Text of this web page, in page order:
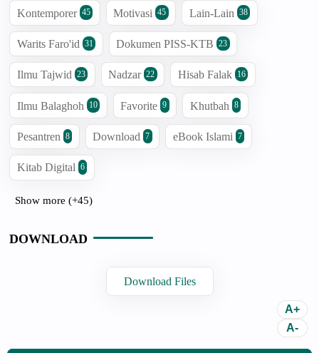
Kontemporer 45 Motivasi 45 Lain-Lain 38
Warits Faro'id 31 Dokumen PISS-KTB 23
Ilmu Tajwid 23 Nadzar 22 Hisab Falak 16
Ilmu Balaghoh 10 Favorite 9 Khutbah 8
Pesantren 8 Download 7 eBook Islami 7
Kitab Digital 6
Show more (+45)
DOWNLOAD
Download Files